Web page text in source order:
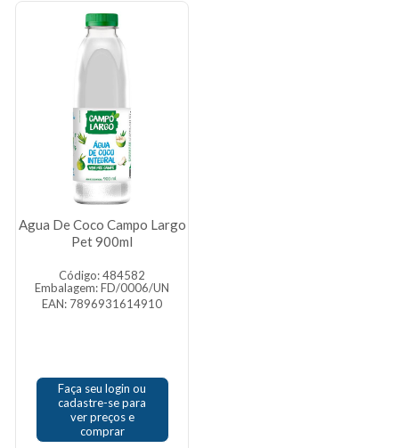
Agua De Coco Campo Largo
Pet 900ml
Código: 484582
Embalagem: FD/0006/UN
EAN: 7896931614910
Faça seu login ou
cadastre-se para
ver preços e
comprar